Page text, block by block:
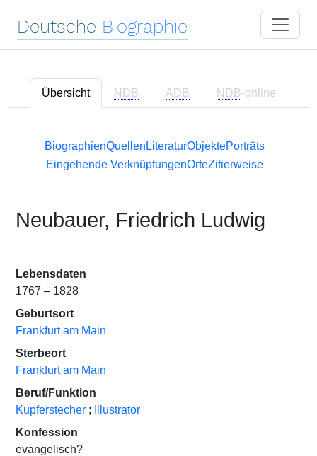
Deutsche Biographie
Übersicht NDB ADB NDB-online
BiographienQuellen LiteraturObjektePorträts
Eingehende VerknüpfungenOrteZitierweise
Neubauer, Friedrich Ludwig
Lebensdaten
1767 – 1828
Geburtsort
Frankfurt am Main
Sterbeort
Frankfurt am Main
Beruf/Funktion
Kupferstecher ;
Illustrator
Konfession
evangelisch?